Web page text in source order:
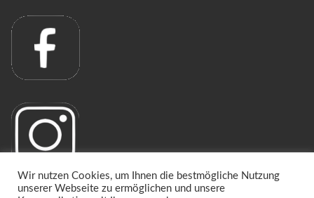
Wir nutzen Cookies, um Ihnen die bestmögliche Nutzung
unserer Webseite zu ermöglichen und unsere